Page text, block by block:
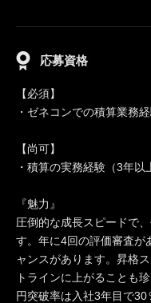
応募資格
【必須】
・ゼネコンでの積算業務
【尚可】
・積算の実務経験（3年以
『魅力』
圧倒的な成長スピードで
す。年に4回の評価審査が
ャンスがあります。昇格
トラインに上がることも
円突破率は入社3年目で